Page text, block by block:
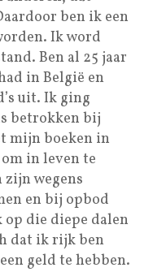
ben ik een
Ik word
Ben al 25 jaar
in België en
uit. Ik ging
betrokken bij
mijn boeken in
in leven te
wegens
en bij opbod
die diepe dalen
dat ik rijk ben
geld te hebben.